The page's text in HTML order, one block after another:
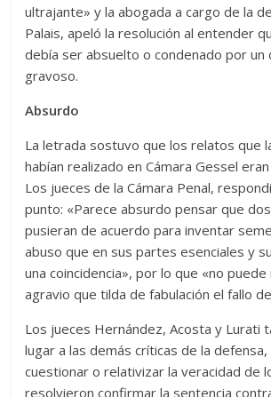
ultrajante» y la abogada a cargo de la
Palais, apeló la resolución al entender
debía ser absuelto o condenado por un
gravoso.
Absurdo
La letrada sostuvo que los relatos que
habían realizado en Cámara Gessel
Los jueces de la Cámara Penal,
punto: «Parece absurdo pensar que
pusieran de acuerdo para inventar
abuso que en sus partes esenciales y
una coincidencia», por lo que «no
agravio que tilda de fabulación el fallo
Los jueces Hernández, Acosta y Lurati
lugar a las demás críticas de la
cuestionar o relativizar la veracidad de
resolvieron confirmar la sentencia